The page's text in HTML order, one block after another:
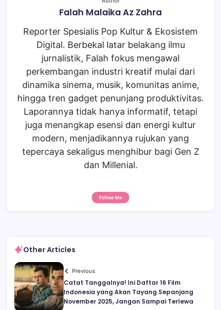
Falah Malaika Az Zahra
Reporter Spesialis Pop Kultur & Ekosistem
Digital. Berbekal latar belakang ilmu
jurnalistik, Falah fokus mengawal
perkembangan industri kreatif mulai dari
dinamika sinema, musik, komunitas anime,
hingga tren gadget penunjang produktivitas.
Laporannya tidak hanya informatif, tetapi
juga menangkap esensi dan energi kultur
modern, menjadikannya rujukan yang
tepercaya sekaligus menghibur bagi Gen Z
dan Millenial.
Follow Me
Other Articles
Previous
Catat Tanggalnya! Ini Daftar 16 Film
Indonesia yang Akan Tayang Sepanjang
November 2025, Jangan Sampai Terlewa